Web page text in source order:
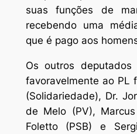
suas funções de
recebendo uma
que é pago aos
Os outros
favoravelmente ao PL
(Solidariedade), Dr.
de Melo (PV),
Foletto (PSB) e